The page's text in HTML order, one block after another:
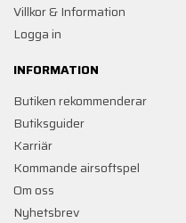
Villkor & Information
Logga in
INFORMATION
Butiken rekommenderar
Butiksguider
Karriär
Kommande airsoftspel
Om oss
Nyhetsbrev